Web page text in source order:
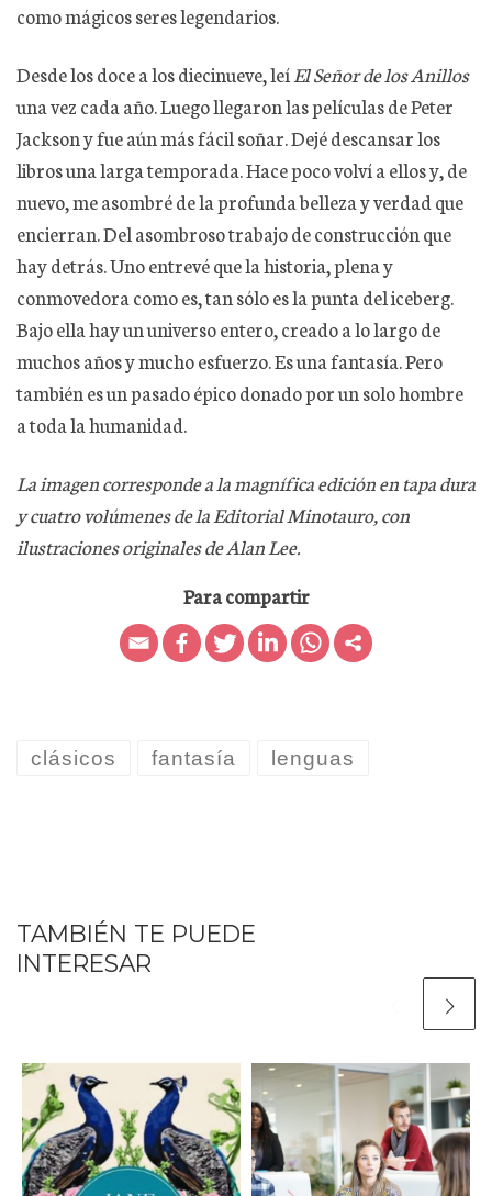
como mágicos seres legendarios.
Desde los doce a los diecinueve, leí El Señor de los Anillos
una vez cada año. Luego llegaron las películas de Peter
Jackson y fue aún más fácil soñar. Dejé descansar los
libros una larga temporada. Hace poco volví a ellos y, de
nuevo, me asombré de la profunda belleza y verdad que
encierran. Del asombroso trabajo de construcción que
hay detrás. Uno entrevé que la historia, plena y
conmovedora como es, tan sólo es la punta del iceberg.
Bajo ella hay un universo entero, creado a lo largo de
muchos años y mucho esfuerzo. Es una fantasía. Pero
también es un pasado épico donado por un solo hombre
a toda la humanidad.
La imagen corresponde a la magnífica edición en tapa dura
y cuatro volúmenes de la Editorial Minotauro, con
ilustraciones originales de Alan Lee.
Para compartir
clásicos fantasía lenguas
TAMBIÉN TE PUEDE
INTERESAR